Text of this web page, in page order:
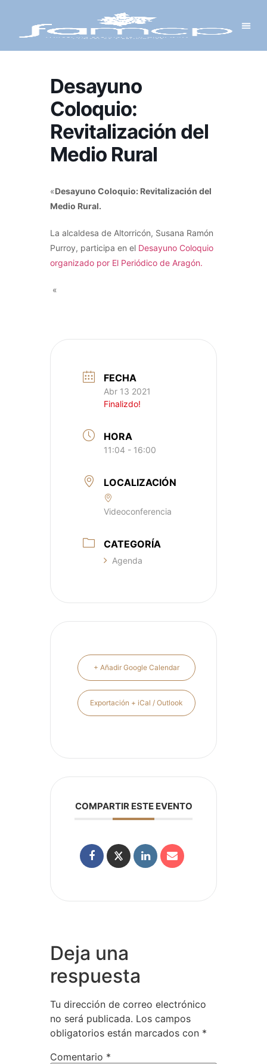
Desayuno
Coloquio:
Revitalización del
Medio Rural
«Desayuno Coloquio: Revitalización del
Medio Rural.
La alcaldesa de Altorricón, Susana Ramón
Purroy, participa en el Desayuno Coloquio
organizado por El Periódico de Aragón.
«
FECHA
Abr 13 2021
Finalizdo!
HORA
11:04 - 16:00
LOCALIZACIÓN
Videoconferencia
CATEGORÍA
Agenda
+ Añadir Google Calendar
Exportación + iCal / Outlook
COMPARTIR ESTE EVENTO
Deja una
respuesta
Tu dirección de correo electrónico
no será publicada. Los campos
obligatorios están marcados con *
Comentario *